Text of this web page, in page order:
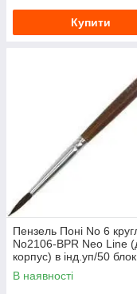
Купити
Пензель Поні No 6
No2106-BPR Neo Line
корпус) в інд.уп/50 блок
В наявності